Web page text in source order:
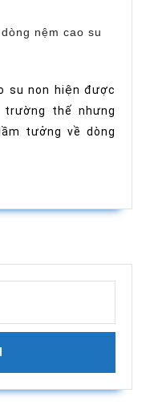
nệm cao su
su non hiện được
thế nhưng
tưởng về dòng